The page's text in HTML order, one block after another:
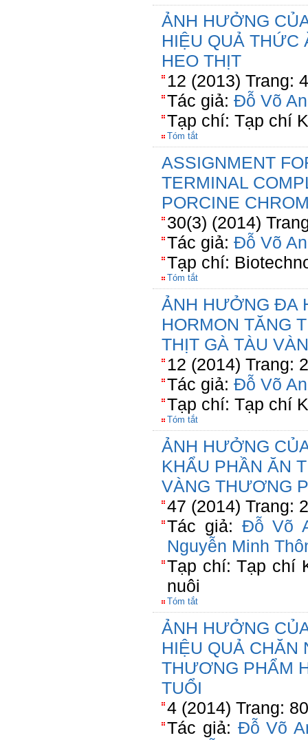
ẢNH HƯỞNG
HIỆU QUẢ THỨC
HEO THỊT
12 (2013) Trang:
Tác giả: Đỗ Võ
Tạp chí: Tạp chí
Tóm tắt
ASSIGNMENT
TERMINAL
PORCINE
30(3) (2014)
Tác giả: Đỗ Võ
Tạp chí:
Tóm tắt
ẢNH HƯỞNG ĐA
HORMON TĂNG
THỊT GÀ TÀU
12 (2014) Trang:
Tác giả: Đỗ Võ
Tạp chí: Tạp chí
Tóm tắt
ẢNH HƯỞNG
KHẨU PHẦN ĂN
VÀNG THƯƠNG
47 (2014) Trang:
Tác giả: Đỗ Võ
Nguyễn Minh
Tạp chí: Tạp chí
nuôi
Tóm tắt
ẢNH HƯỞNG
HIỆU QUẢ CHĂN
THƯƠNG PHẨM
TUỔI
4 (2014) Trang:
Tác giả: Đỗ Võ